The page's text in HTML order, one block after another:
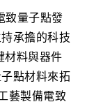
致量子點發
承擔的科技
材料與器件
點材料來拓
藝製備電致